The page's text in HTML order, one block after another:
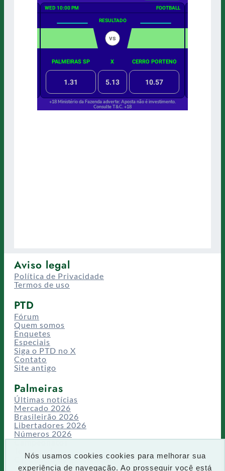
Nós usamos cookies cookies para melhorar sua
experiência de navegação. Ao prosseguir você está
Aviso legal
Política de Privacidade
Termos de uso
PTD
Fórum
Quem somos
Enquetes
Especiais
Siga o PTD no X
Contato
Site antigo
Palmeiras
Últimas notícias
Mercado 2026
Brasileirão 2026
Libertadores 2026
Números 2026
Campeonatos
CT/Centro de Excelência